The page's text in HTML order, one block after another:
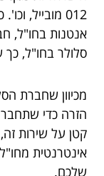
012 מובייל,
אנטנות בחו"ל,
סלולר בחו"ל,
מכיוון שחברת
הזרה כדי
קטן על שירות
אינטרנטית
שלכם.